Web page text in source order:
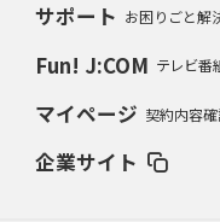
サポート お困りごと解
Fun! J:COM テレビ番
マイページ 契約内容
企業サイト